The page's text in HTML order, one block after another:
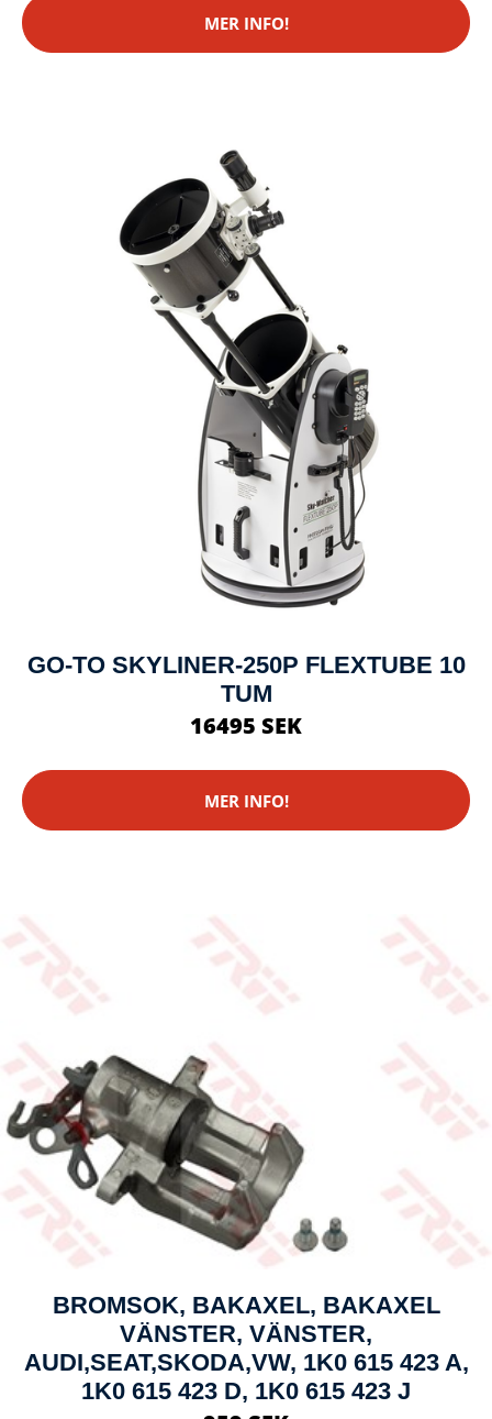
MER INFO!
GO-TO SKYLINER-250P FLEXTUBE 10
TUM
16495 SEK
MER INFO!
BROMSOK, BAKAXEL, BAKAXEL
VÄNSTER, VÄNSTER,
AUDI,SEAT,SKODA,VW, 1K0 615 423 A,
1K0 615 423 D, 1K0 615 423 J